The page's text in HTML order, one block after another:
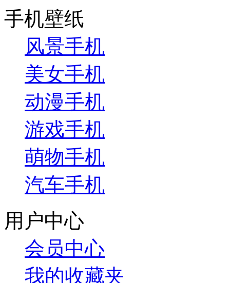
手机壁纸
风景手机
美女手机
动漫手机
游戏手机
萌物手机
汽车手机
用户中心
会员中心
我的收藏夹